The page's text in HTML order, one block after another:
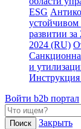
ESG
устойчивом
развитии
2024 (RU)
и
Инструкция
Войти b2b портал
Закрыть